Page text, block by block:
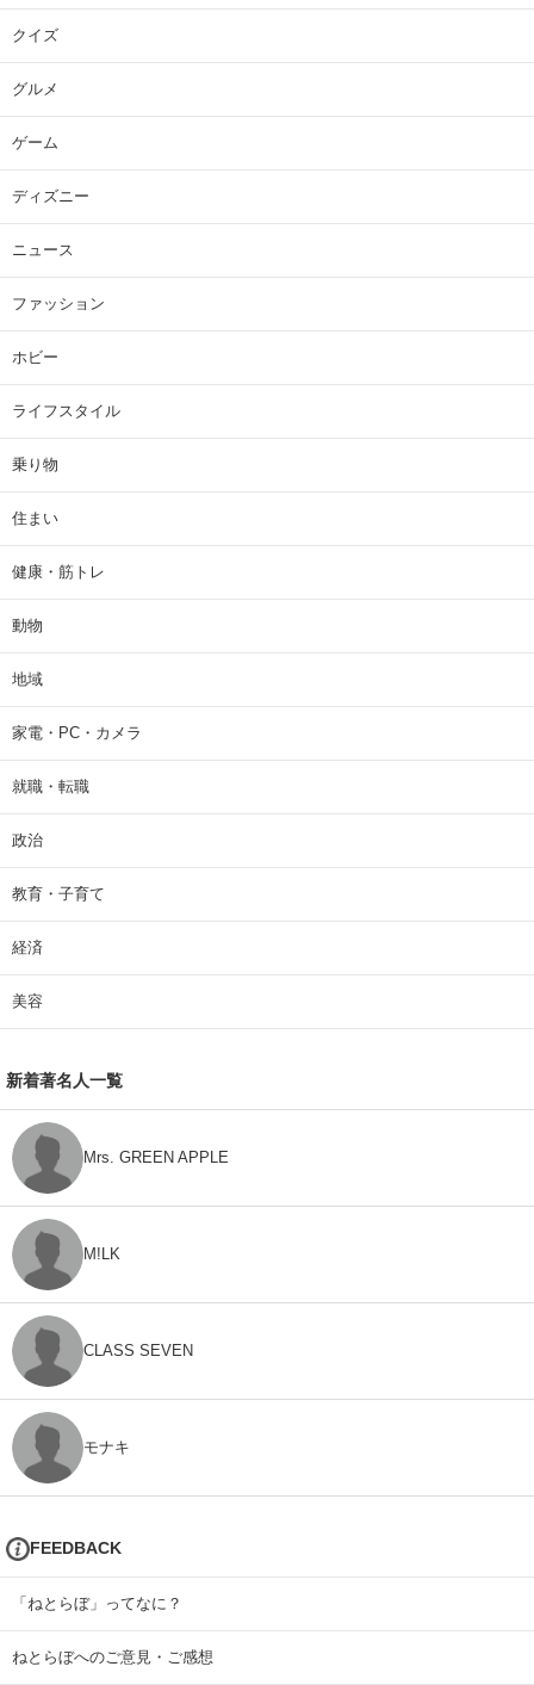
クイズ
グルメ
ゲーム
ディズニー
ニュース
ファッション
ホビー
ライフスタイル
乗り物
住まい
健康・筋トレ
動物
地域
家電・PC・カメラ
就職・転職
政治
教育・子育て
経済
美容
新着著名人一覧
Mrs. GREEN APPLE
M!LK
CLASS SEVEN
モナキ
FEEDBACK
「ねとらぼ」ってなに？
ねとらぼへのご意見・ご感想